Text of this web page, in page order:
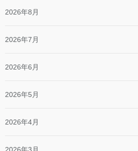
2026年8月
2026年7月
2026年6月
2026年5月
2026年4月
2026年3月